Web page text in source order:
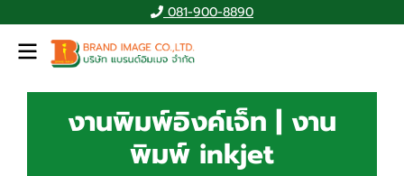
081-900-8890
งานพิมพ์อิงค์เจ็ท | งาน
พิมพ์ inkjet